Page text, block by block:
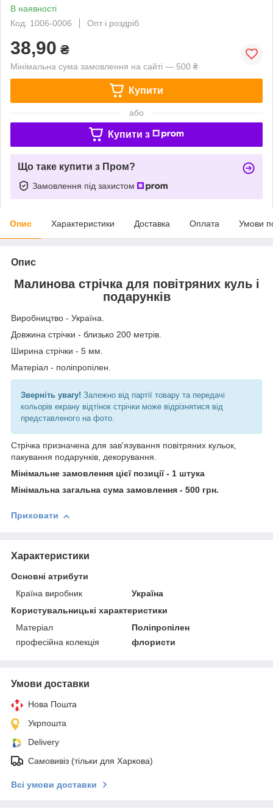
В наявності
Код: 1006-0006
Опт і роздріб
38,90 ₴
Мінімальна сума замовлення на сайті — 500 ₴
Купити
або
Купити з
Що таке купити з Пром?
Замовлення під захистом
Опис Характеристики Доставка Оплата Умови
Опис
Малинова стрічка для повітряних куль і
подарунків
Виробництво - Україна.
Довжина стрічки - близько 200 метрів.
Ширина стрічки - 5 мм.
Матеріал - поліпропілен.
Зверніть увагу! Залежно від партії товару та передачі
кольорів екрану відтінок стрічки може відрізнятися від
представленого на фото.
Стрічка призначена для зав'язування повітряних кульок,
пакування подарунків, декорування.
Мінімальне замовлення цієї позиції - 1 штука
Мінімальна загальна сума замовлення - 500 грн.
Приховати
Характеристики
Основні атрибути
Країна виробник
Україна
Користувальницькі характеристики
Матеріал
Поліпропілен
професійна колекція
флористи
Умови доставки
Нова Пошта
Укрпошта
Delivery
Самовивіз (тільки для Харкова)
Всі умови доставки